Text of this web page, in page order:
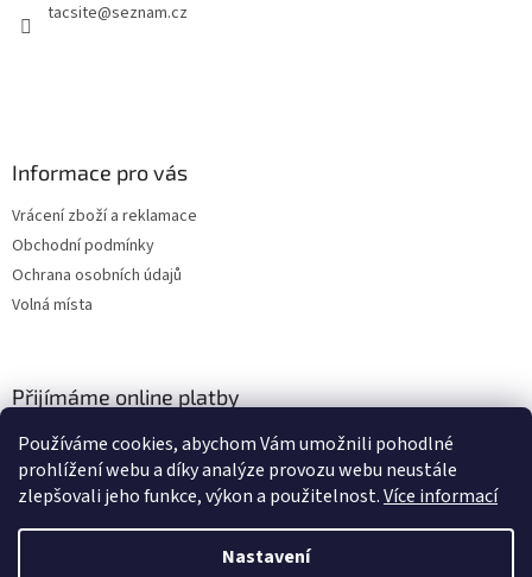
Používáme cookies, abychom Vám umožnili pohodlné
prohlížení webu a díky analýze provozu webu neustále
zlepšovali jeho funkce, výkon a použitelnost.Více informací
Nastavení
tacsite@seznam.cz
Informace pro vás
Vrácení zboží a reklamace
Obchodní podmínky
Ochrana osobních údajů
Volná místa
Přijímáme online platby
Vytvořil Shoptet